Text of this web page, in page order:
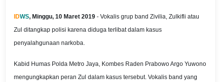
IDWS, Minggu, 10 Maret 2019 - Vokalis grup band Zivilia, Zulkifli atau
Zul ditangkap polisi karena diduga terlibat dalam kasus
penyalahgunaan narkoba.
Kabid Humas Polda Metro Jaya, Kombes Raden Prabowo Argo Yuwono
mengungkapkan peran Zul dalam kasus tersebut. Vokalis band yang